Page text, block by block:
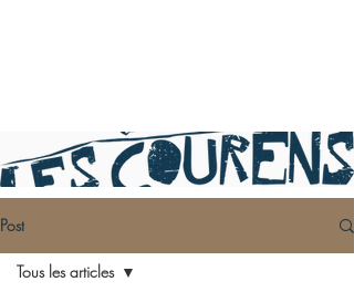
Post
Tous les articles